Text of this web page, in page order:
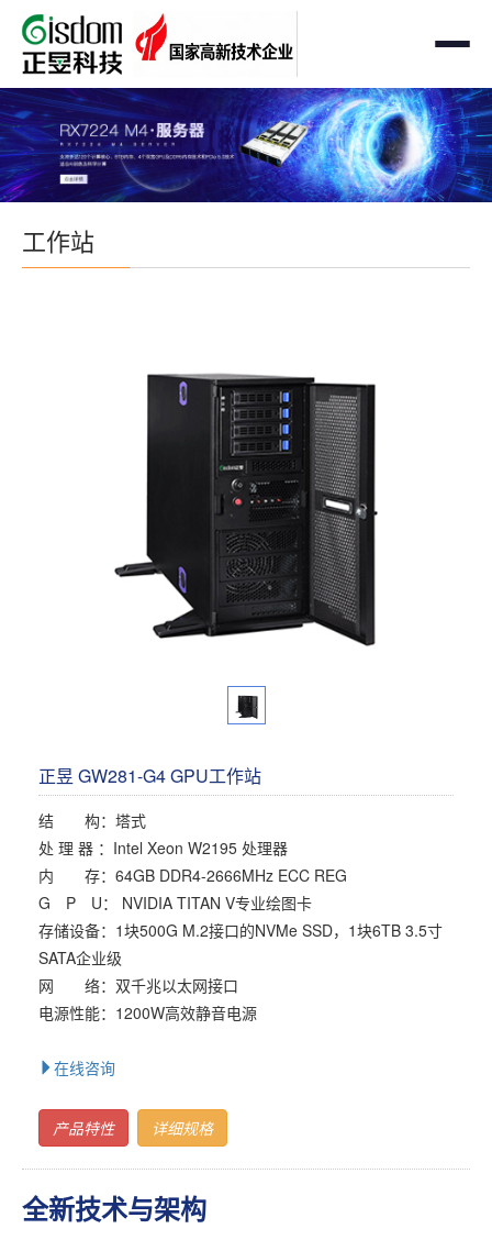
首页
工作站
AMD企业级工作站
Intel 企业级工作站
服务器
通用服务器
国产自主可控服务器
存储服务器
存储
OEM定制化
工作站
正昱 GW281-G4 GPU工作站
结 构：塔式
处 理 器 ：Intel Xeon W2195 处理器
内 存：64GB DDR4-2666MHz ECC REG
G P U： NVIDIA TITAN V专业绘图卡
存储设备：1块500G M.2接口的NVMe SSD，1块6TB 3.5寸
SATA企业级
网 络：双千兆以太网接口
电源性能：1200W高效静音电源
在线咨询
产品特性 详细规格
全新技术与架构